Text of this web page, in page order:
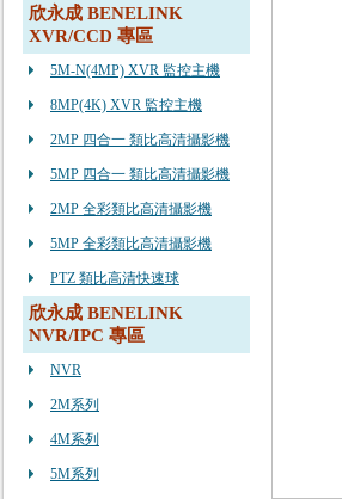
欣永成 BENELINK
XVR/CCD 專區
5M-N(4MP) XVR 監控主機
8MP(4K) XVR 監控主機
2MP 四合一 類比高清攝影機
5MP 四合一 類比高清攝影機
2MP 全彩類比高清攝影機
5MP 全彩類比高清攝影機
PTZ 類比高清快速球
欣永成 BENELINK
NVR/IPC 專區
NVR
2M系列
4M系列
5M系列